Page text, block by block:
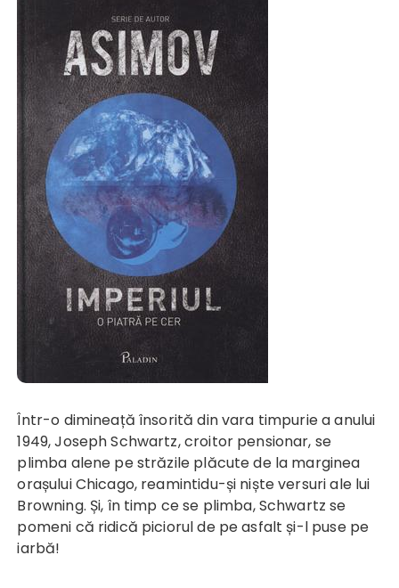
Într-o dimineață însorită din vara timpurie a anului
1949, Joseph Schwartz, croitor pensionar, se
plimba alene pe străzile plăcute de la marginea
orașului Chicago, reamintidu-și niște versuri ale lui
Browning. Și, în timp ce se plimba, Schwartz se
pomeni că ridică piciorul de pe asfalt și-l puse pe
iarbă!